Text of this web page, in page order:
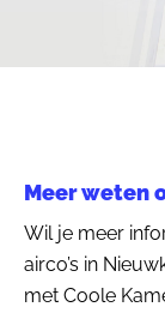
Meer weten
Wil je meer
airco’s in
met Coole